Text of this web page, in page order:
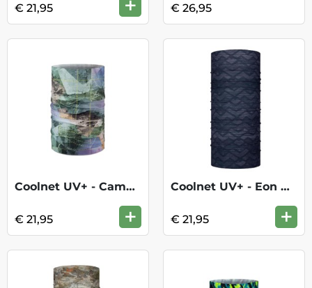
€ 21,95 € 26,95
Coolnet UV+ - Campast Green
€ 21,95 +
Coolnet UV+ - Eon Blue
€ 21,95 +